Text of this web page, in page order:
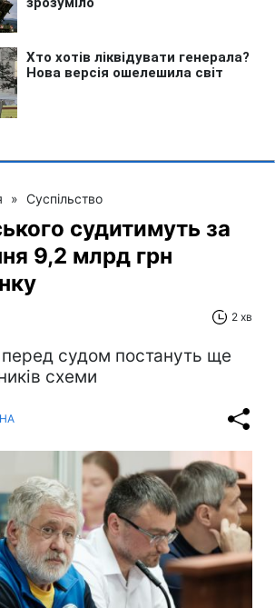
» Суспільство
судитимуть за
9,2 млрд грн
2 хв
перед судом постануть ще
схеми